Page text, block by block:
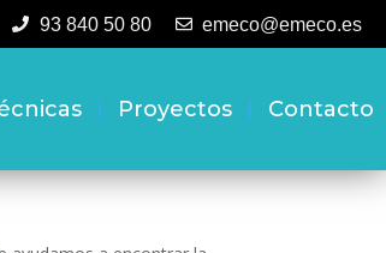
93 840 50 80 emeco@emeco.es
Proyectos Contacto